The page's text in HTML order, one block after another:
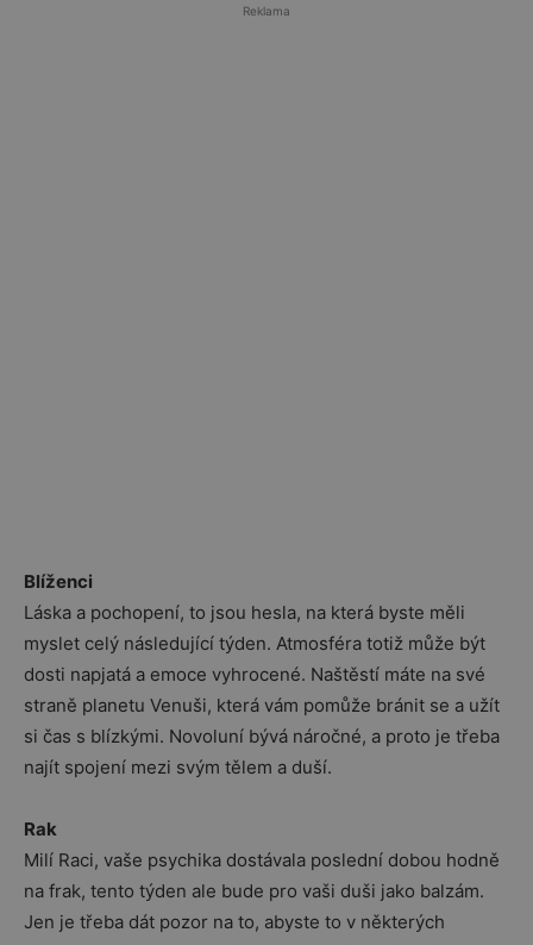
Reklama
Blíženci
Láska a pochopení, to jsou hesla, na která byste měli
myslet celý následující týden. Atmosféra totiž může být
dosti napjatá a emoce vyhrocené. Naštěstí máte na své
straně planetu Venuši, která vám pomůže bránit se a užít
si čas s blízkými. Novoluní bývá náročné, a proto je třeba
najít spojení mezi svým tělem a duší.
Rak
Milí Raci, vaše psychika dostávala poslední dobou hodně
na frak, tento týden ale bude pro vaši duši jako balzám.
Jen je třeba dát pozor na to, abyste to v některých